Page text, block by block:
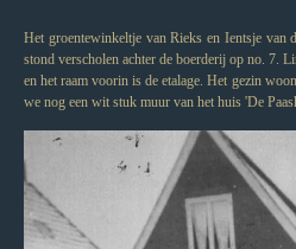
Het groentewinkeltje van Rieks en Ientsje van
stond verscholen achter de boerderij op no. 7.
en het raam voorin is de etalage. Het gezin
we nog een wit stuk muur van het huis 'De